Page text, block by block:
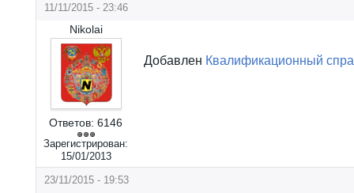
11/11/2015 - 23:46
Nikolai
Ответов: 6146
Зарегистрирован:
15/01/2013
Добавлен Квалификационный
23/11/2015 - 19:53